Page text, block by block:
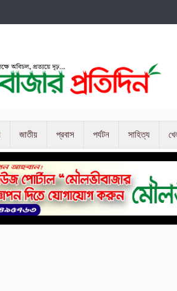
জাতীয় প্রবাস পর্যটন সাহিত্য